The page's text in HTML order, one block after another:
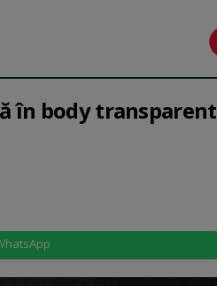
în body transparent